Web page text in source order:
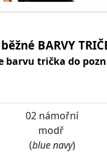
BARVY
barvu trička do
02 námořní
modř
(blue navy)